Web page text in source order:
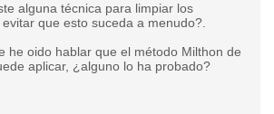
alguna técnica para limpiar los
que esto suceda a menudo?.
he oido hablar que el método Milthon de
aplicar, ¿alguno lo ha probado?